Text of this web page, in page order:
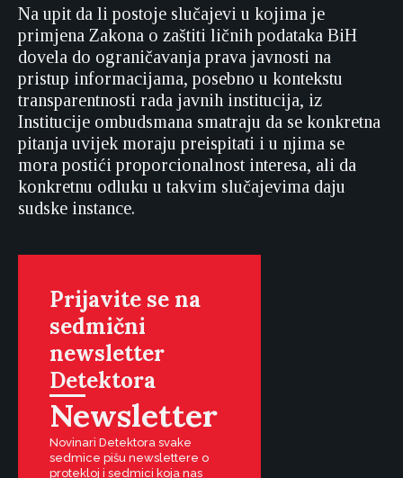
Na upit da li postoje slučajevi u kojima je
primjena Zakona o zaštiti ličnih podataka BiH
dovela do ograničavanja prava javnosti na
pristup informacijama, posebno u kontekstu
transparentnosti rada javnih institucija, iz
Institucije ombudsmana smatraju da se konkretna
pitanja uvijek moraju preispitati i u njima se
mora postići proporcionalnost interesa, ali da
konkretnu odluku u takvim slučajevima daju
sudske instance.
Prijavite se na
sedmični
newsletter
Detektora
Newsletter
Novinari Detektora svake
sedmice pišu newslettere o
protekloj i sedmici koja nas